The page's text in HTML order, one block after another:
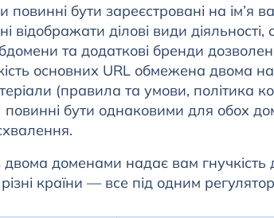
бути зареєстровані на ім’я
відображати ділові види діяльності,
та додаткові бренди
основних URL обмежена двома
(правила та умови, політика
повинні бути однаковими для обох
двома доменами надає вам гнучкість
країни — все під одним